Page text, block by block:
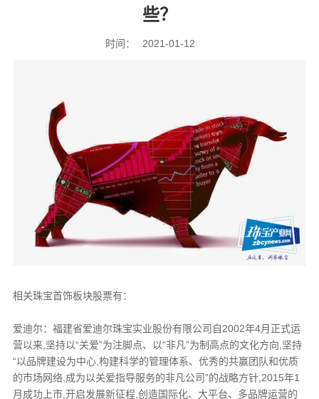
些？
时间： 2021-01-12
相关珠宝首饰板块股票有：
爱迪尔：福建省爱迪尔珠宝实业股份有限公司自2002年4月正式运
营以来,坚持以“关爱”为注脚点、以“非凡”为制高点的文化方向,坚持
“以品牌建设为中心,构建科学的管理体系、优秀的共赢团队和优质
的市场网络,成为以关爱指导服务的非凡公司”的战略方针,2015年1
月成功上市,开启发展新征程,创造国际化、大平台、多品牌运营的